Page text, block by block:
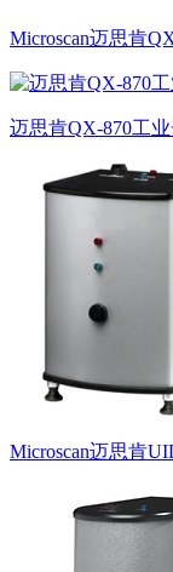
Microscan迈思肯
迈思肯QX-870工
Microscan迈思肯